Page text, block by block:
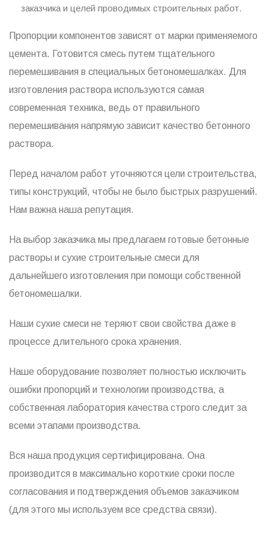
заказчика и целей проводимых строительных работ.
Пропорции компонентов зависят от марки применяемого
цемента. Готовится смесь путем тщательного
перемешивания в специальных бетономешалках. Для
изготовления раствора используются самая
современная техника, ведь от правильного
перемешивания напрямую зависит качество бетонного
раствора.
Перед началом работ уточняются цели строительства,
типы конструкций, чтобы не было быстрых разрушений.
Нам важна наша репутация.
На выбор заказчика мы предлагаем готовые бетонные
растворы и сухие строительные смеси для
дальнейшего изготовления при помощи собственной
бетономешалки.
Наши сухие смеси не теряют свои свойства даже в
процессе длительного срока хранения.
Наше оборудование позволяет полностью исключить
ошибки пропорций и технологии производства, а
собственная лаборатория качества строго следит за
всеми этапами производства.
Вся наша продукция сертифицирована. Она
производится в максимально короткие сроки после
согласования и подтверждения объемов заказчиком
(для этого мы используем все средства связи).